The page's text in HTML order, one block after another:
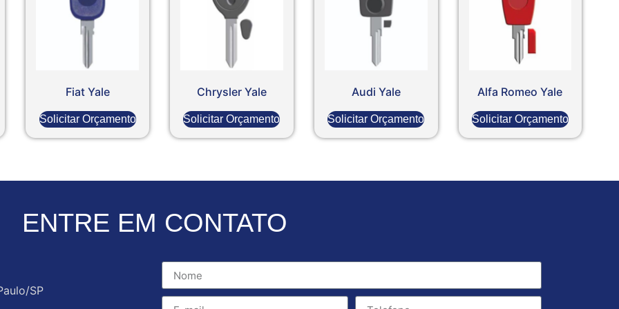
Fiat Yale
Solicitar Orçamento
Chrysler Yale
Solicitar Orçamento
Audi Yale
Solicitar Orçamento
Alfa Romeo Yale
Solicitar Orçamento
ENTRE EM CONTATO
SP